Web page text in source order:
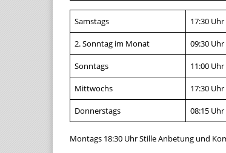
Samstags 17:30 Uhr
2. Sonntag im Monat 09:30 Uhr
Sonntags 11:00 Uhr
Mittwochs 17:30 Uhr
Donnerstags 08:15 Uhr
Montags 18:30 Uhr Stille Anbetung und